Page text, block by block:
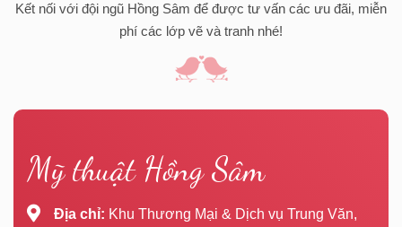
Kết nối với đội ngũ Hồng Sâm để được tư vấn các ưu đãi, miễn
phí các lớp vẽ và tranh nhé!
Mỹ thuật Hồng Sâm
Địa chỉ: Khu Thương Mại & Dịch vụ Trung Văn,